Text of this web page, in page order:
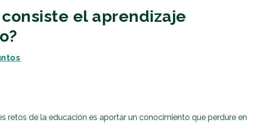
consiste el aprendizaje
retos de la educación es aportar un conocimiento que perdure en